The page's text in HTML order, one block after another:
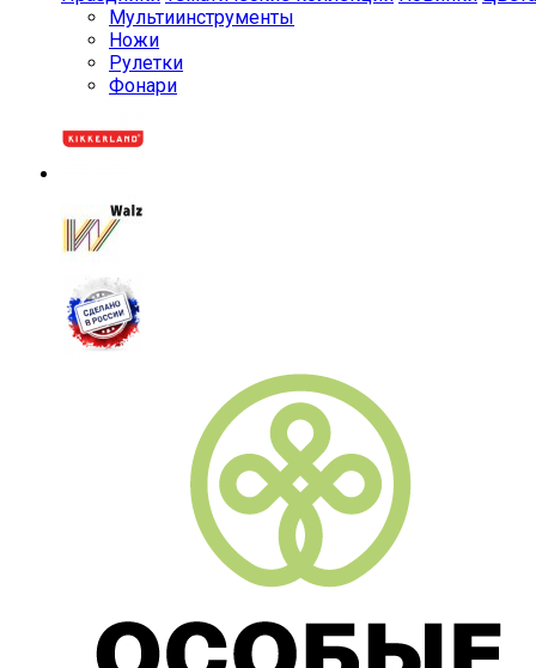
Мульти­инструменты
Ножи
Рулетки
Фонари